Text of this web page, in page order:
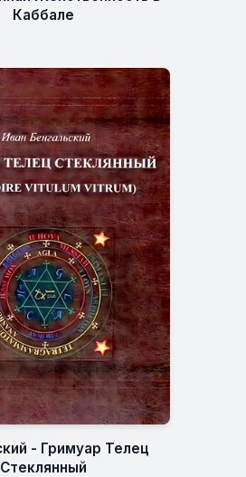
Каббале
- Гримуар Телец
Стеклянный